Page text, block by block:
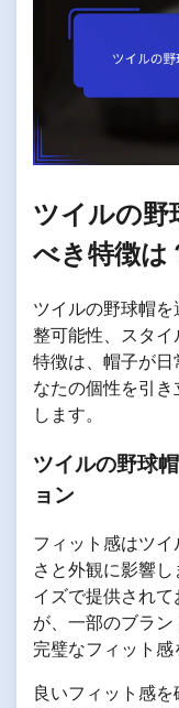
ツイルの野
べき特徴は
ツイルの野球帽
整可能性、スタ
特徴は、帽子が
なたの個性を引
します。
ツイルの野球
ョン
フィット感はツ
さと外観に影響
イズで提供され
が、一部のブラン
完璧なフィット感
良いフィット感